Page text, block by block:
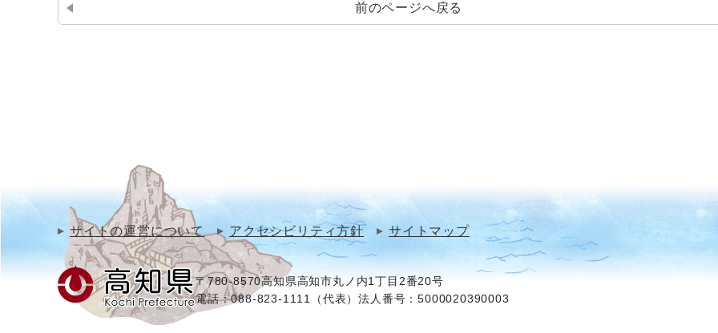
前のページへ戻る
サイトの運営について アクセシビリティ方針 サイトマップ
〒780-8570高知県高知市丸ノ内1丁目2番20号
電話：088-823-1111（代表）法人番号：5000020390003